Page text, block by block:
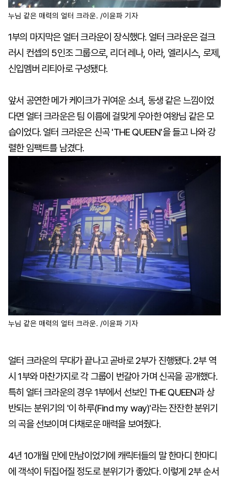
누님 같은 매력의 얼터 크라운. /이윤파 기자
1부의 마지막은 얼터 크라운이 장식했다. 얼터 크라운은 걸크
러시 컨셉의 5인조 그룹으로, 리더 레나, 아라, 엘리시스, 로제,
신입멤버 리티아로 구성됐다.
앞서 공연한 메가 케이크가 귀여운 소녀, 동생 같은 느낌이었
다면 얼터 크라운은 팀 이름에 걸맞게 우아한 여왕님 같은 모
습이었다. 얼터 크라운은 신곡 'THE QUEEN'을 들고 나와 강
렬한 임팩트를 남겼다.
누님 같은 매력의 얼터 크라운. /이윤파 기자
얼터 크라운의 무대가 끝나고 곧바로 2부가 진행됐다. 2부 역
시 1부와 마찬가지로 각 그룹이 번갈아 가며 신곡을 공개했다.
특히 얼터 크라운의 경우 1부에서 선보인 THE QUEEN과 상
반되는 분위기의 '이 하루(Find my way)'라는 잔잔한 분위기
의 곡을 선보이며 다채로운 매력을 보여줬다.
4년 10개월 만에 만남이었기에 캐릭터들의 말 한마디 한마디
에 객석이 뒤집어질 정도로 분위기가 좋았다. 이렇게 2부 순서